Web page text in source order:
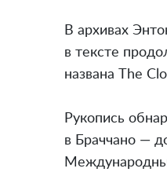
В архивах
в тексте
названа The
Рукопись
в Браччано —